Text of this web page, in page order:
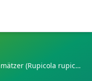
Felsenschmätzer (Rupicola rupicola)